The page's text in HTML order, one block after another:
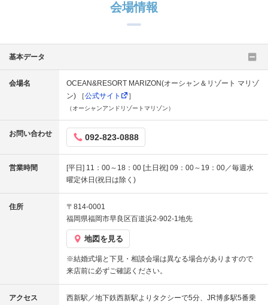
会場情報
基本データ
会場名
OCEAN&RESORT MARIZON(オーシャン＆リゾート マリゾ
ン) ［公式サイト ］
（オーシャンアンドリゾートマリゾン）
お問い合わせ 092-823-0888
営業時間
[平日] 11：00～18：00 [土日祝] 09：00～19：00／毎週水
曜定休日(祝日は除く)
住所
〒814-0001
福岡県福岡市早良区百道浜2-902-1地先
地図を見る
※結婚式場と下見・相談会場は異なる場合がありますので
来店前に必ずご確認ください。
アクセス
西新駅／地下鉄西新駅よりタクシーで5分、JR博多駅5番乗